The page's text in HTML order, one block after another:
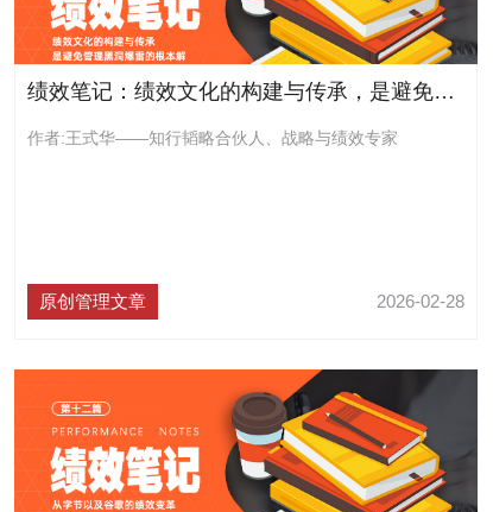
绩效笔记：绩效文化的构建与传承，是避免管理黑洞爆雷的根本解
作者:王式华——知行韬略合伙人、战略与绩效专家
原创管理文章 2026-02-28